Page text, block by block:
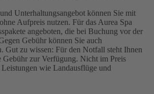
Unterhaltungsangebot können Sie mit
Aufpreis nutzen. Für das Aurea Spa
angeboten, die bei Buchung vor der
Gebühr können Sie auch
Gut zu wissen: Für den Notfall steht Ihnen
Gebühr zur Verfügung. Nicht im Preis
wie Landausflüge und